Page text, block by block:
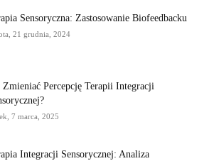
Sensoryczna: Zastosowanie Biofeedbacku
21 grudnia, 2024
Zmieniać Percepcję Terapii Integracji
7 marca, 2025
Integracji Sensorycznej: Analiza